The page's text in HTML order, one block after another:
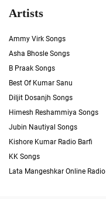
Artists
Ammy Virk Songs
Asha Bhosle Songs
B Praak Songs
Best Of Kumar Sanu
Diljit Dosanjh Songs
Himesh Reshammiya Songs
Jubin Nautiyal Songs
Kishore Kumar Radio Barfi
KK Songs
Lata Mangeshkar Online Radio